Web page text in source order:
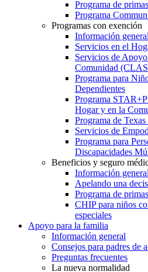
Programa de
Programa
Programas con exención
Información general
Servicios en el
Servicios de
Comunidad
Programa para
Dependientes
Programa
Hogar y en la
Programa de
Servicios de
Programa para
Discapacidades
Beneficios y seguro
Información general
Apelando una
Programa de
CHIP para niños
especiales
Apoyo para la familia
Información general
Consejos para padres de
Preguntas frecuentes
La nueva normalidad